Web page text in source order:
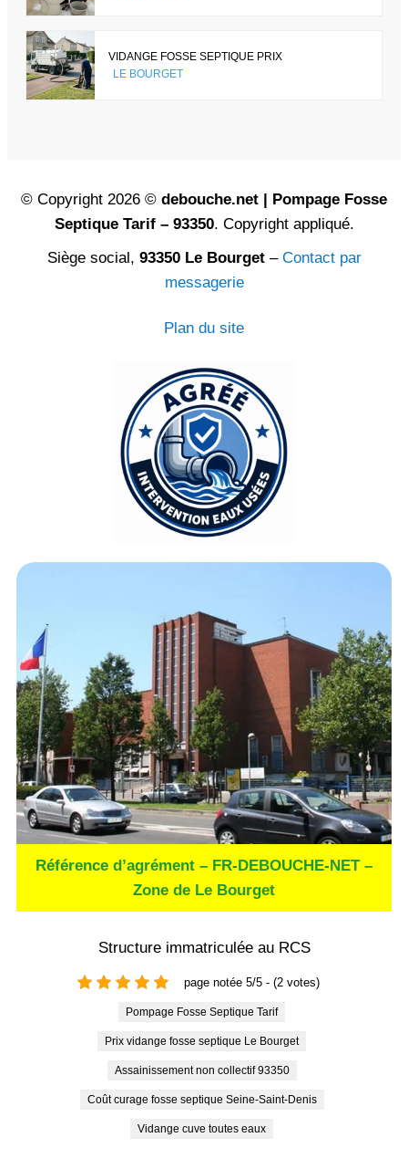
VIDANGE FOSSE SEPTIQUE PRIX
LE BOURGET
© Copyright 2026 © debouche.net | Pompage Fosse
Septique Tarif – 93350. Copyright appliqué.
Siège social, 93350 Le Bourget– Contact par
messagerie
Plan du site
Référence d’agrément – FR-DEBOUCHE-NET –
Zone de Le Bourget
Structure immatriculée au RCS
page notée 5/5 - (2 votes)
Pompage Fosse Septique Tarif
Prix vidange fosse septique Le Bourget
Assainissement non collectif 93350
Coût curage fosse septique Seine-Saint-Denis
Vidange cuve toutes eaux